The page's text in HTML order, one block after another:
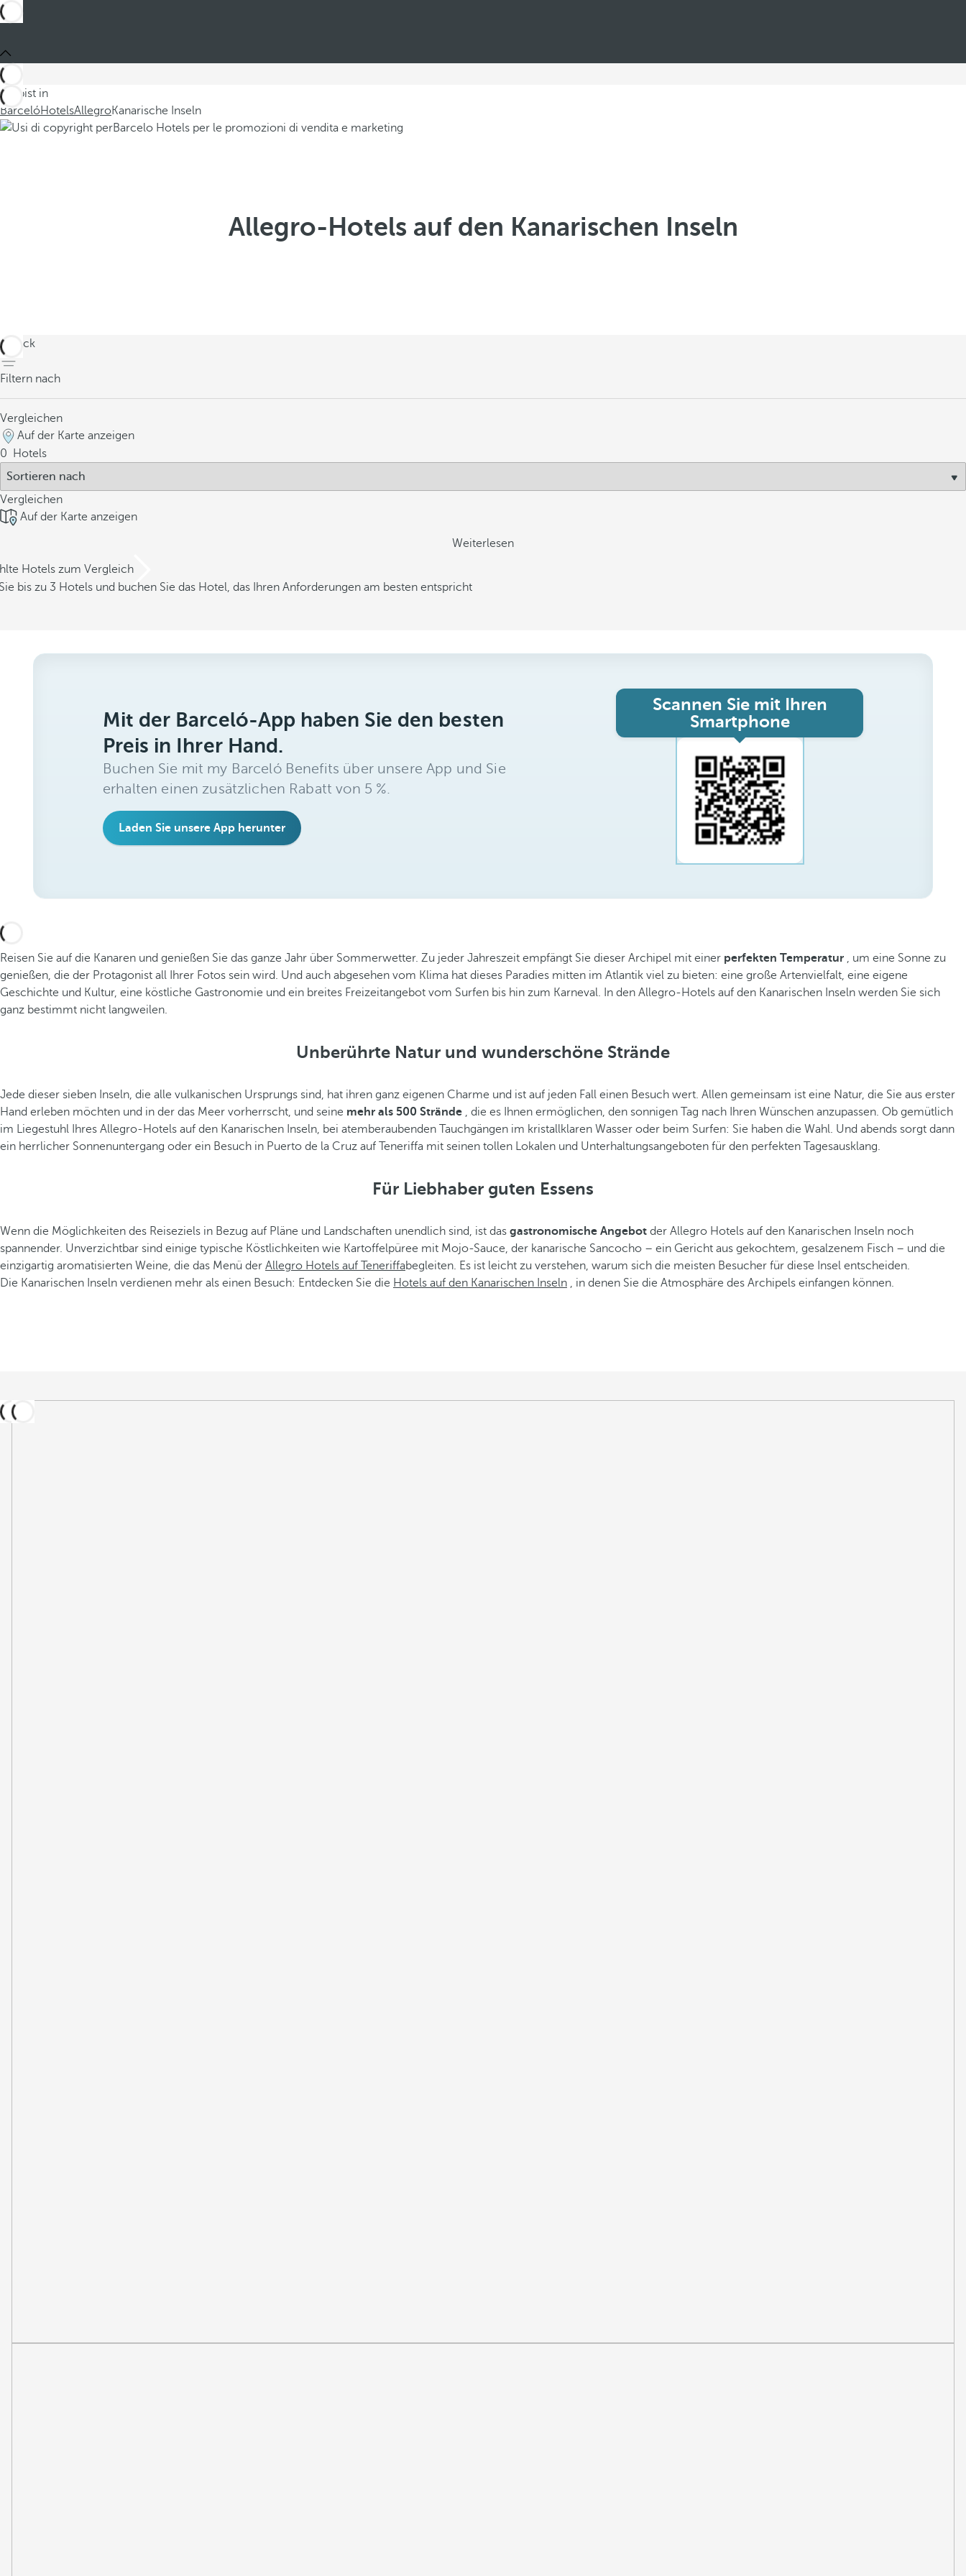
Du bist in
BarcelóHotelsAllegroKanarische Inseln
Allegro-Hotels auf den Kanarischen Inseln
zurück
Filtern nach
Vergleichen
Auf der Karte anzeigen
0
Hotels
Vergleichen
Auf der Karte anzeigen
Weiterlesen
Hotels zum Vergleich
bis zu 3 Hotels und buchen Sie das Hotel, das Ihren Anforderungen am besten entspricht
Mit der Barceló-App haben Sie den besten
Preis in Ihrer Hand.
Buchen Sie mit my Barceló Benefits über unsere App und Sie
erhalten einen zusätzlichen Rabatt von 5 %.
Laden Sie unsere App herunter
Scannen Sie mit Ihren
Smartphone
Reisen Sie auf die Kanaren und genießen Sie das ganze Jahr über Sommerwetter. Zu jeder Jahreszeit empfängt Sie dieser Archipel mit einer perfekten Temperatur , um eine Sonne zu
genießen, die der Protagonist all Ihrer Fotos sein wird. Und auch abgesehen vom Klima hat dieses Paradies mitten im Atlantik viel zu bieten: eine große Artenvielfalt, eine eigene
Geschichte und Kultur, eine köstliche Gastronomie und ein breites Freizeitangebot vom Surfen bis hin zum Karneval. In den Allegro-Hotels auf den Kanarischen Inseln werden Sie sich
ganz bestimmt nicht langweilen.
Unberührte Natur und wunderschöne Strände
Jede dieser sieben Inseln, die alle vulkanischen Ursprungs sind, hat ihren ganz eigenen Charme und ist auf jeden Fall einen Besuch wert. Allen gemeinsam ist eine Natur, die Sie aus erster
Hand erleben möchten und in der das Meer vorherrscht, und seine mehr als 500 Strände , die es Ihnen ermöglichen, den sonnigen Tag nach Ihren Wünschen anzupassen. Ob gemütlich
im Liegestuhl Ihres Allegro-Hotels auf den Kanarischen Inseln, bei atemberaubenden Tauchgängen im kristallklaren Wasser oder beim Surfen: Sie haben die Wahl. Und abends sorgt dann
ein herrlicher Sonnenuntergang oder ein Besuch in Puerto de la Cruz auf Teneriffa mit seinen tollen Lokalen und Unterhaltungsangeboten für den perfekten Tagesausklang.
Für Liebhaber guten Essens
Wenn die Möglichkeiten des Reiseziels in Bezug auf Pläne und Landschaften unendlich sind, ist das gastronomische Angebot der Allegro Hotels auf den Kanarischen Inseln noch
spannender. Unverzichtbar sind einige typische Köstlichkeiten wie Kartoffelpüree mit Mojo-Sauce, der kanarische Sancocho – ein Gericht aus gekochtem, gesalzenem Fisch – und die
einzigartig aromatisierten Weine, die das Menü der Allegro Hotels auf Teneriffabegleiten. Es ist leicht zu verstehen, warum sich die meisten Besucher für diese Insel entscheiden.
Die Kanarischen Inseln verdienen mehr als einen Besuch: Entdecken Sie die Hotels auf den Kanarischen Inseln , in denen Sie die Atmosphäre des Archipels einfangen können.